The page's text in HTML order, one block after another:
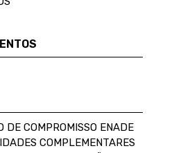
DE COMPROMISSO ENADE
COMPLEMENTARES